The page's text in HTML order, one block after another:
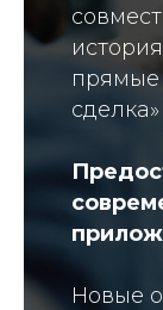
прямые
Новые